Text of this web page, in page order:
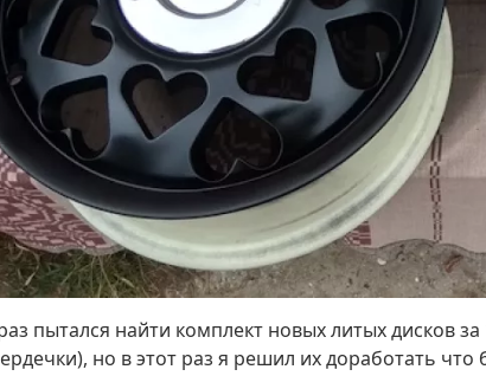
пытался найти комплект новых литых дисков
но в этот раз я решил их доработать что